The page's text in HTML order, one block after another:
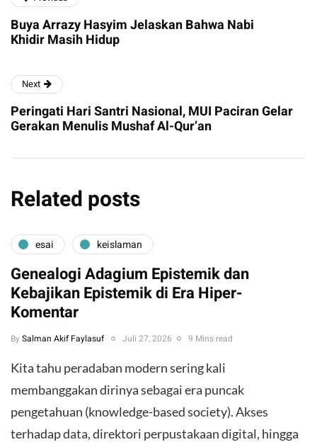
Buya Arrazy Hasyim Jelaskan Bahwa Nabi
Khidir Masih Hidup
Next
Peringati Hari Santri Nasional, MUI Paciran Gelar
Gerakan Menulis Mushaf Al-Qur’an
Related posts
esai keislaman
Genealogi Adagium Epistemik dan
Kebajikan Epistemik di Era Hiper-
Komentar
By Salman Akif Faylasuf Juli 27, 2026 9 Mins read
Kita tahu peradaban modern sering kali
membanggakan dirinya sebagai era puncak
pengetahuan (knowledge-based society). Akses
terhadap data, direktori perpustakaan digital, hingga